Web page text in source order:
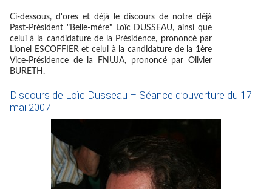
Ci-dessous, d'ores et déjà le discours de notre déjà
Past-Président "Belle-mère" Loïc DUSSEAU, ainsi que
celui à la candidature de la Présidence, prononcé par
Lionel ESCOFFIER et celui à la candidature de la 1ère
Vice-Présidence de la FNUJA, prononcé par Olivier
BURETH.
Discours de Loïc Dusseau – Séance d’ouverture du 17
mai 2007